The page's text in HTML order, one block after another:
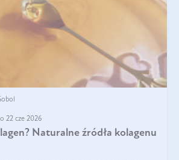
22 cze 2026
Naturalne źródła kolagenu